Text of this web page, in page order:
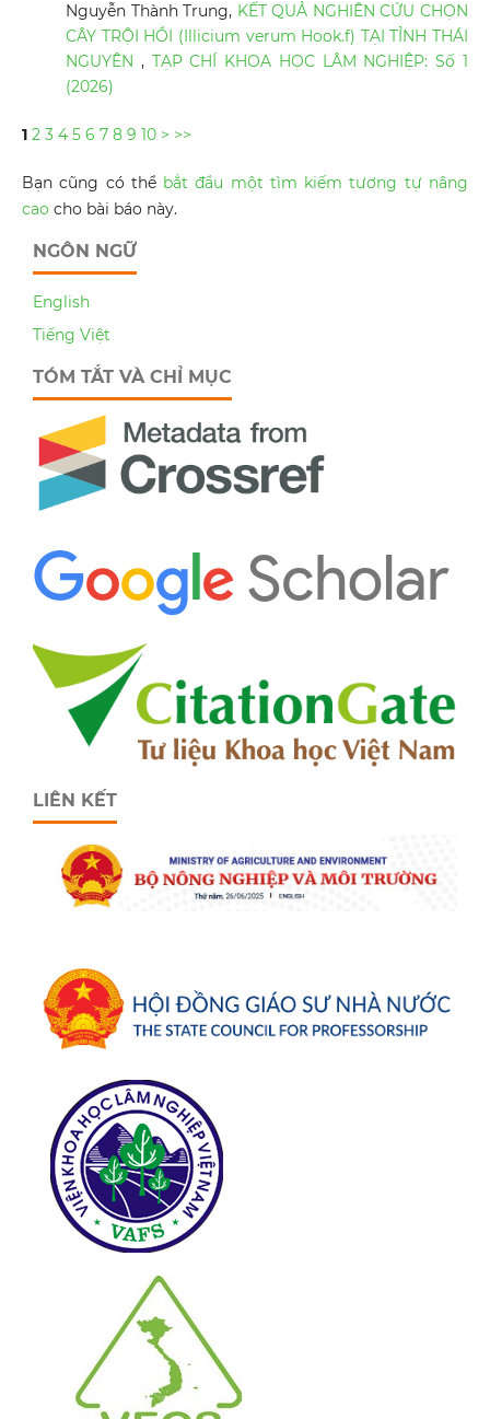
Nguyễn Thành Trung, KẾT QUẢ NGHIÊN CỨU CHỌN
CÂY TRỘI HỒI (Illicium verum Hook.f) TẠI TỈNH THÁI
NGUYÊN , TẠP CHÍ KHOA HỌC LÂM NGHIỆP: Số 1
(2026)
1 2 3 4 5 6 7 8 9 10 > >>
Bạn cũng có thể bắt đầu một tìm kiếm tương tự nâng
cao cho bài báo này.
NGÔN NGỮ
English
Tiếng Việt
TÓM TẮT VÀ CHỈ MỤC
LIÊN KẾT